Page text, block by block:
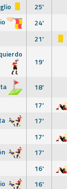
25'
24'
21'
19'
18'
17'
17'
17'
17'
16'
16'